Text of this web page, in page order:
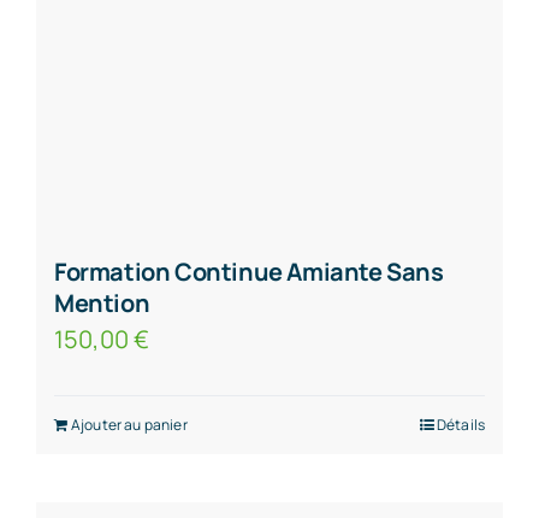
Formation Continue Amiante Sans
Mention
150,00€
Ajouter au panier Détails